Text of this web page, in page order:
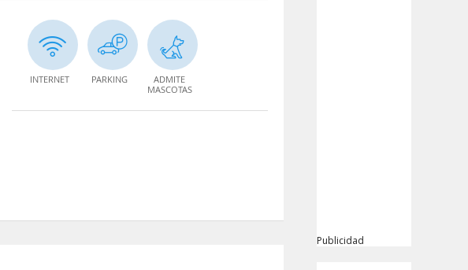
INTERNET PARKING
ADMITE
MASCOTAS
Publicidad